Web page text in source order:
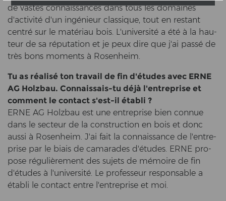
de vas­tes con­nais­sances dans tous les do­maines
d'activité d'un ingénieur clas­si­que, tout en re­stant
centré sur le matériau bois. L'université a été à la hau­
t­eur de sa réputation et je peux dire que j'ai passé de
très bons mo­ments à Ro­sen­heim.
Tu as réalisé ton tra­vail de fin d'études avec ERNE
AG Holz­bau. Connaissais-​tu déjà l'en­t­re­pri­se et
com­ment le con­tact s'est-​il établi ?
ERNE AG Holz­bau est une en­t­re­pri­se bien con­nue
dans le sec­teur de la con­struc­tion en bois et donc
aussi à Ro­sen­heim. J'ai fait la con­nais­sance de l'en­t­re­
pri­se par le biais de ca­ma­ra­des d'études. ERNE pro­
po­se régulièrement des su­jets de mémoire de fin
d'études à l'université. Le pro­fes­seur re­sponsa­ble a
établi le con­tact entre l'en­t­re­pri­se et moi.